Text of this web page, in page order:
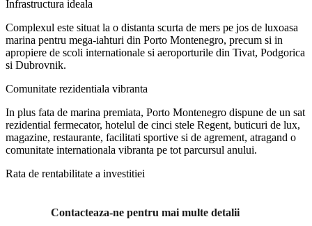
Infrastructura ideala
Complexul este situat la o distanta scurta de mers pe jos de luxoasa
marina pentru mega-iahturi din Porto Montenegro, precum si in
apropiere de scoli internationale si aeroporturile din Tivat, Podgorica
si Dubrovnik.
Comunitate rezidentiala vibranta
In plus fata de marina premiata, Porto Montenegro dispune de un sat
rezidential fermecator, hotelul de cinci stele Regent, buticuri de lux,
magazine, restaurante, facilitati sportive si de agrement, atragand o
comunitate internationala vibranta pe tot parcursul anului.
Rata de rentabilitate a investitiei
Contacteaza-ne pentru mai multe detalii